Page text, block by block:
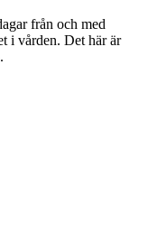
från och med
i vården. Det här är